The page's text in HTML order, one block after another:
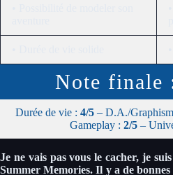
Note finale
Durée de vie : 4/5– D.A./
Gameplay : 2/5–
Je ne vais pas vous le cacher, je
Summer Memories. Il y a de